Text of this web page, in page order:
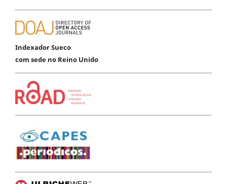
Indexador Sueco
com sede no Reino Unido